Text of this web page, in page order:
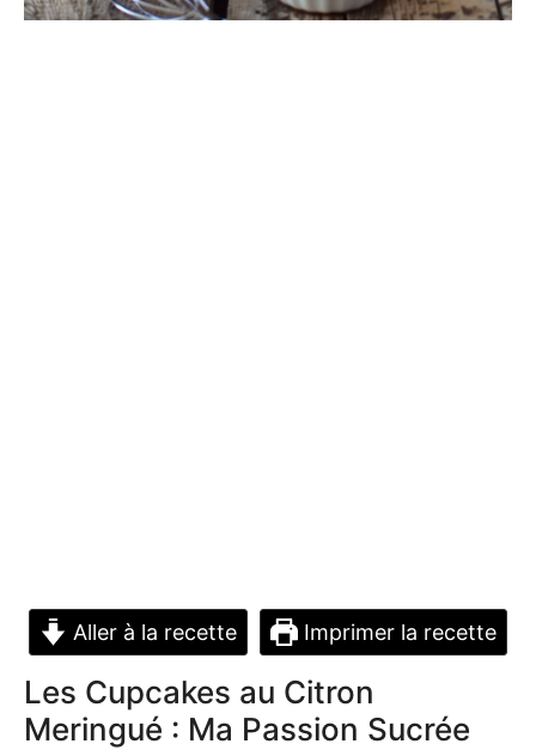
Aller à la recette Imprimer la recette
Les Cupcakes au Citron
Meringué : Ma Passion Sucrée